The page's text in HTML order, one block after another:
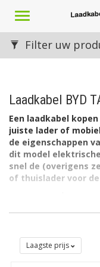
Toggle
Laadkabel BYD
Een laadkabel kopen
juiste lader of
de eigenschappen
dit model
snel de (overigens
of thuislader voor de
Welk type laadkabel
De BYD E-Berlingo
Filter uw
Laagste prijs